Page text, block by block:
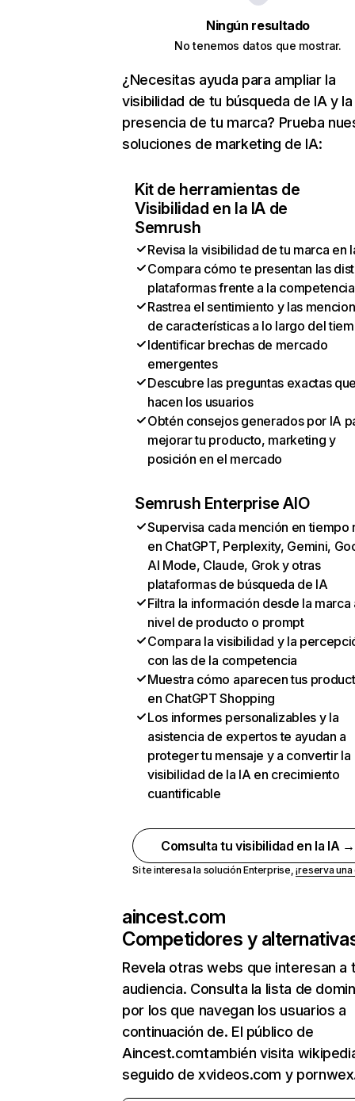
Ningún resultado
No tenemos datos que mostrar.
¿Necesitas ayuda para ampliar la
visibilidad de tu búsqueda de IA y la
presencia de tu marca? Prueba
soluciones de marketing de IA:
Kit de herramientas de
Visibilidad en la IA de
Semrush
Revisa la visibilidad de tu marca en
Compara cómo te presentan las
plataformas frente a la competencia
Rastrea el sentimiento y las
de características a lo largo del
Identificar brechas de mercado
emergentes
Descubre las preguntas exactas
hacen los usuarios
Obtén consejos generados por IA
mejorar tu producto, marketing y
posición en el mercado
Semrush Enterprise AIO
Supervisa cada mención en tiempo
en ChatGPT, Perplexity, Gemini,
AI Mode, Claude, Grok y otras
plataformas de búsqueda de IA
Filtra la información desde la marca
nivel de producto o prompt
Compara la visibilidad y la
con las de la competencia
Muestra cómo aparecen tus
en ChatGPT Shopping
Los informes personalizables y la
asistencia de expertos te ayudan a
proteger tu mensaje y a convertir la
visibilidad de la IA en crecimiento
cuantificable
Comsulta tu visibilidad en la IA →
Si te interesa la solución Enterprise,¡reserva
aincest.com
Competidores y
Revela otras webs que interesan a
audiencia. Consulta la lista de
por los que navegan los usuarios a
continuación de. El público de
Aincest.comtambién visita
seguido de xvideos.com y